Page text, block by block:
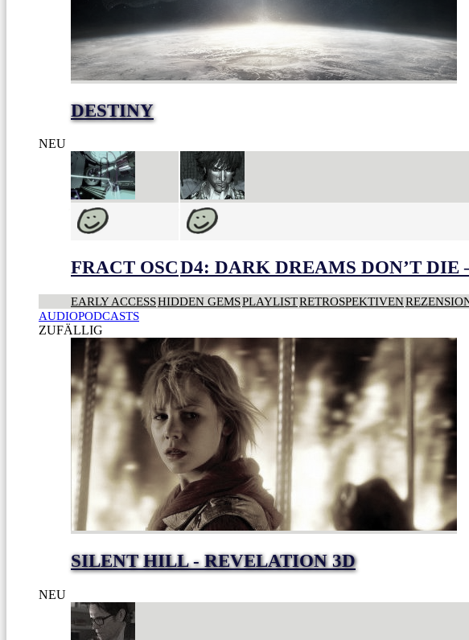
DESTINY
NEU
FRACT OSCD4: DARK DREAMS DON’T DIE
EARLY ACCESSHIDDEN GEMSPLAYLISTRETROSPEKTIVEN
AUDIOPODCASTS
ZUFÄLLIG
SILENT HILL - REVELATION 3D
NEU